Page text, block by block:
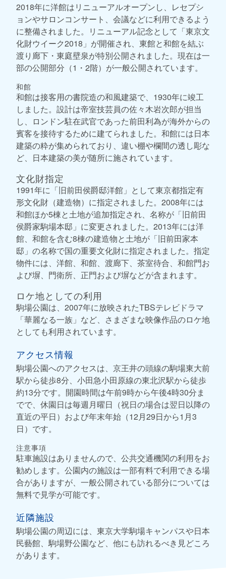
2018年に洋館はリニューアルオープンし、レセプシ
ョンやサロンコンサート、会議などに利用できるよう
に整備されました。リニューアル記念として「東京文
化財ウイーク2018」が開催され、東館と和館を結ぶ
渡り廊下・東庭壁泉が特別公開されました。現在は一
部の公開部分（1・2階）が一般公開されています。
和館
和館は接客用の書院造の和風建築で、1930年に竣工
しました。設計は帝室技芸員の佐々木岩次郎が担当
し、ロンドン駐在武官であった前田利為が海外からの
賓客を接待するために建てられました。和館には日本
建築の粋が集められており、違い棚や欄間の透し彫な
ど、日本建築の美が随所に施されています。
文化財指定
1991年に「旧前田侯爵邸洋館」として東京都指定有
形文化財（建造物）に指定されました。2008年には
和館ほか5棟と土地が追加指定され、名称が「旧前田
侯爵家駒場本邸」に変更されました。2013年には洋
館、和館を含む8棟の建造物と土地が「旧前田家本
邸」の名称で国の重要文化財に指定されました。指定
物件には、洋館、和館、渡廊下、茶室待合、和館門お
よび塀、門衛所、正門および塀などが含まれます。
ロケ地としての利用
駒場公園は、2007年に放映されたTBSテレビドラマ
「華麗なる一族」など、さまざまな映像作品のロケ地
としても利用されています。
アクセス情報
駒場公園へのアクセスは、京王井の頭線の駒場東大前
駅から徒歩8分、小田急小田原線の東北沢駅から徒歩
約13分です。開園時間は午前9時から午後4時30分ま
でで、休園日は毎週月曜日（祝日の場合は翌日以降の
直近の平日）および年末年始（12月29日から1月3
日）です。
注意事項
駐車施設はありませんので、公共交通機関の利用をお
勧めします。公園内の施設は一部有料で利用できる場
合がありますが、一般公開されている部分については
無料で見学が可能です。
近隣施設
駒場公園の周辺には、東京大学駒場キャンパスや日本
民藝館、駒場野公園など、他にも訪れるべき見どころ
があります。